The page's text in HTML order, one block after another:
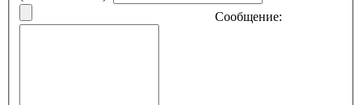
Сообщение: